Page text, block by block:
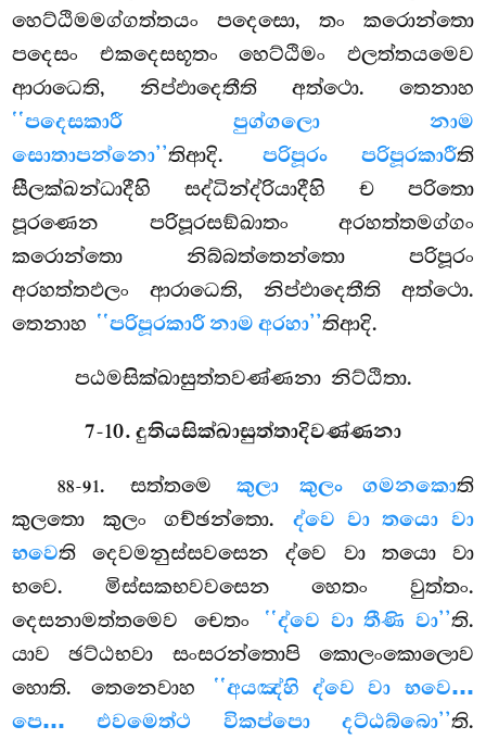
හෙට්ඨිමමග්ගත්තයං පදෙසො, තං කරොන්තො
පදෙසං එකදෙසභූතං හෙට්ඨිමං ඵලත්තයමෙව
ආරාධෙති, නිප්ඵාදෙතීති අත්ථො. තෙනාහ
‘‘පදෙසකාරී පුග්ගලො නාම
සොතාපන්නො’’තිආදි. පරිපූරං පරිපූරකාරීති
සීලක්ඛන්ධාදීහි සද්ධින්ද්රියාදීහි ච පරිතො
පූරණෙන පරිපූරසඞ්ඛාතං අරහත්තමග්ගං
කරොන්තො නිබ්බත්තෙන්තො පරිපූරං
අරහත්තඵලං ආරාධෙති, නිප්ඵාදෙතීති අත්ථො.
තෙනාහ ‘‘පරිපූරකාරී නාම අරහා’’තිආදි.
පඨමසික්ඛාසුත්තවණ්ණනා නිට්ඨිතා.
7-10. දුතියසික්ඛාසුත්තාදිවණ්ණනා
88-91. සත්තමෙකුලා කුලං ගමනකොති
කුලතො කුලං ගච්ඡන්තො. ද්වෙ වා තයො වා
භවෙති දෙවමනුස්සවසෙන ද්වෙ වා තයො වා
භවෙ. මිස්සකභවවසෙන හෙතං වුත්තං.
දෙසනාමත්තමෙව චෙතං ‘‘ද්වෙ වා තීණි වා’’ති.
යාව ඡට්ඨභවා සංසරන්තොපි කොලංකොලොව
හොති. තෙනෙවාහ ‘‘අයඤ්හි ද්වෙ වා භවෙ…
පෙ… එවමෙත්ථ විකප්පො දට්ඨබ්බො’’ති.